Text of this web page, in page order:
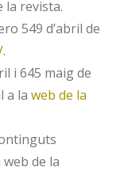
la revista.
549 d’abril de
.
i 645 maig de
a la web de la
de la